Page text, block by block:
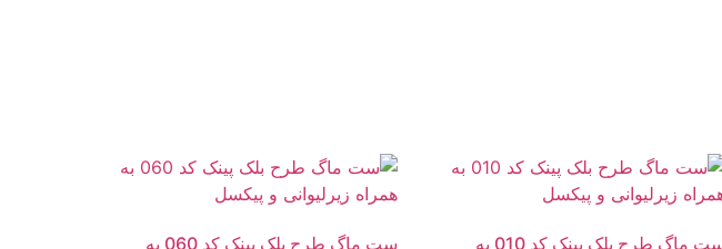
ست ماگ طرح بلک پینک کد 010 به ست ماگ طرح بلک پینک کد 060 به